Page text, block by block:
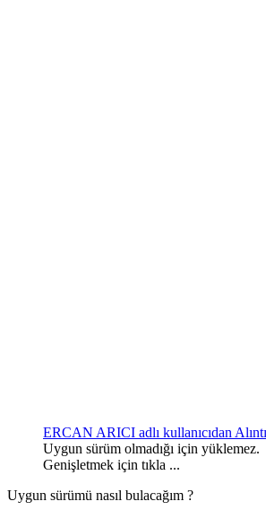
ERCAN ARICI adlı kullanıcıdan
Uygun sürüm olmadığı için yüklemez.
Genişletmek için tıkla ...
Uygun sürümü nasıl bulacağım ?